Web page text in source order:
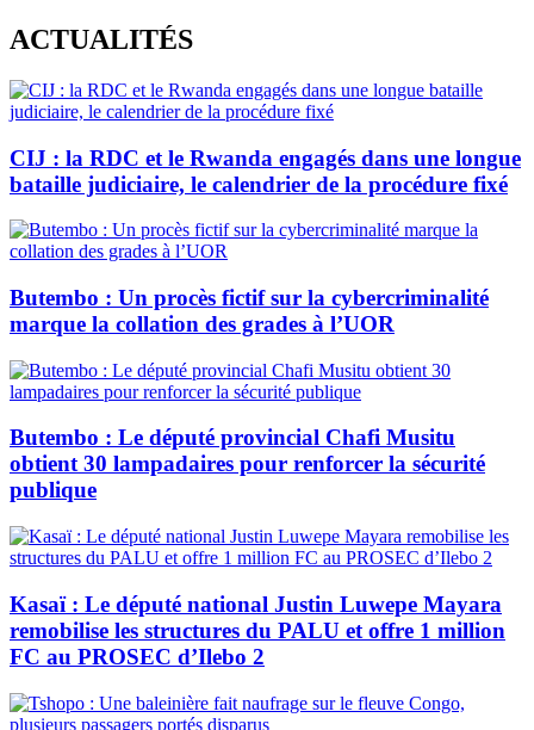
Skip
to
content
ACTUALITÉS
CIJ : la RDC et le Rwanda engagés dans une longue
bataille judiciaire, le calendrier de la procédure fixé
Butembo : Un procès fictif sur la cybercriminalité
marque la collation des grades à l’UOR
Butembo : Le député provincial Chafi Musitu
obtient 30 lampadaires pour renforcer la sécurité
publique
Kasaï : Le député national Justin Luwepe Mayara
remobilise les structures du PALU et offre 1 million
FC au PROSEC d’Ilebo 2